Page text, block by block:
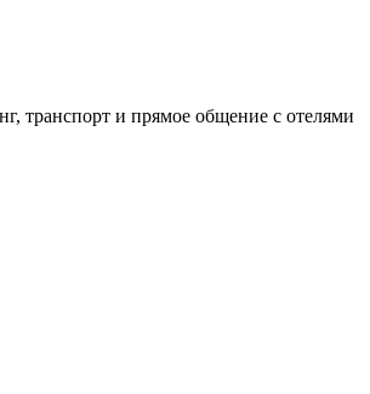
транспорт и прямое общение с отелями